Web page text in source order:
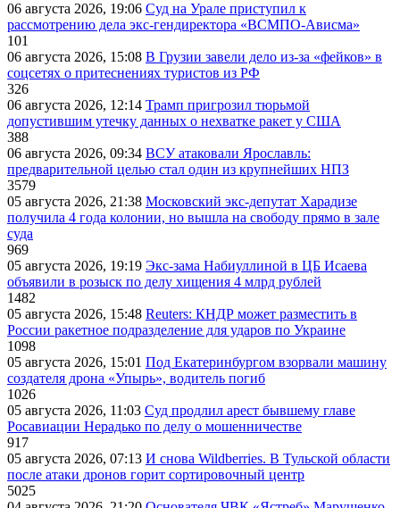
06 августа 2026, 19:06 Суд на Урале приступил к
рассмотрению дела экс-гендиректора «ВСМПО-Ависма»
101
06 августа 2026, 15:08 В Грузии завели дело из-за «фейков» в
соцсетях о притеснениях туристов из РФ
326
06 августа 2026, 12:14 Трамп пригрозил тюрьмой
допустившим утечку данных о нехватке ракет у США
388
06 августа 2026, 09:34 ВСУ атаковали Ярославль:
предварительной целью стал один из крупнейших НПЗ
3579
05 августа 2026, 21:38 Московский экс-депутат Харадизе
получила 4 года колонии, но вышла на свободу прямо в зале
суда
969
05 августа 2026, 19:19 Экс-зама Набиуллиной в ЦБ Исаева
объявили в розыск по делу хищения 4 млрд рублей
1482
05 августа 2026, 15:48 Reuters: КНДР может разместить в
России ракетное подразделение для ударов по Украине
1098
05 августа 2026, 15:01 Под Екатеринбургом взорвали машину
создателя дрона «Упырь», водитель погиб
1026
05 августа 2026, 11:03 Суд продлил арест бывшему главе
Росавиации Нерадько по делу о мошенничестве
917
05 августа 2026, 07:13 И снова Wildberries. В Тульской области
после атаки дронов горит сортировочный центр
5025